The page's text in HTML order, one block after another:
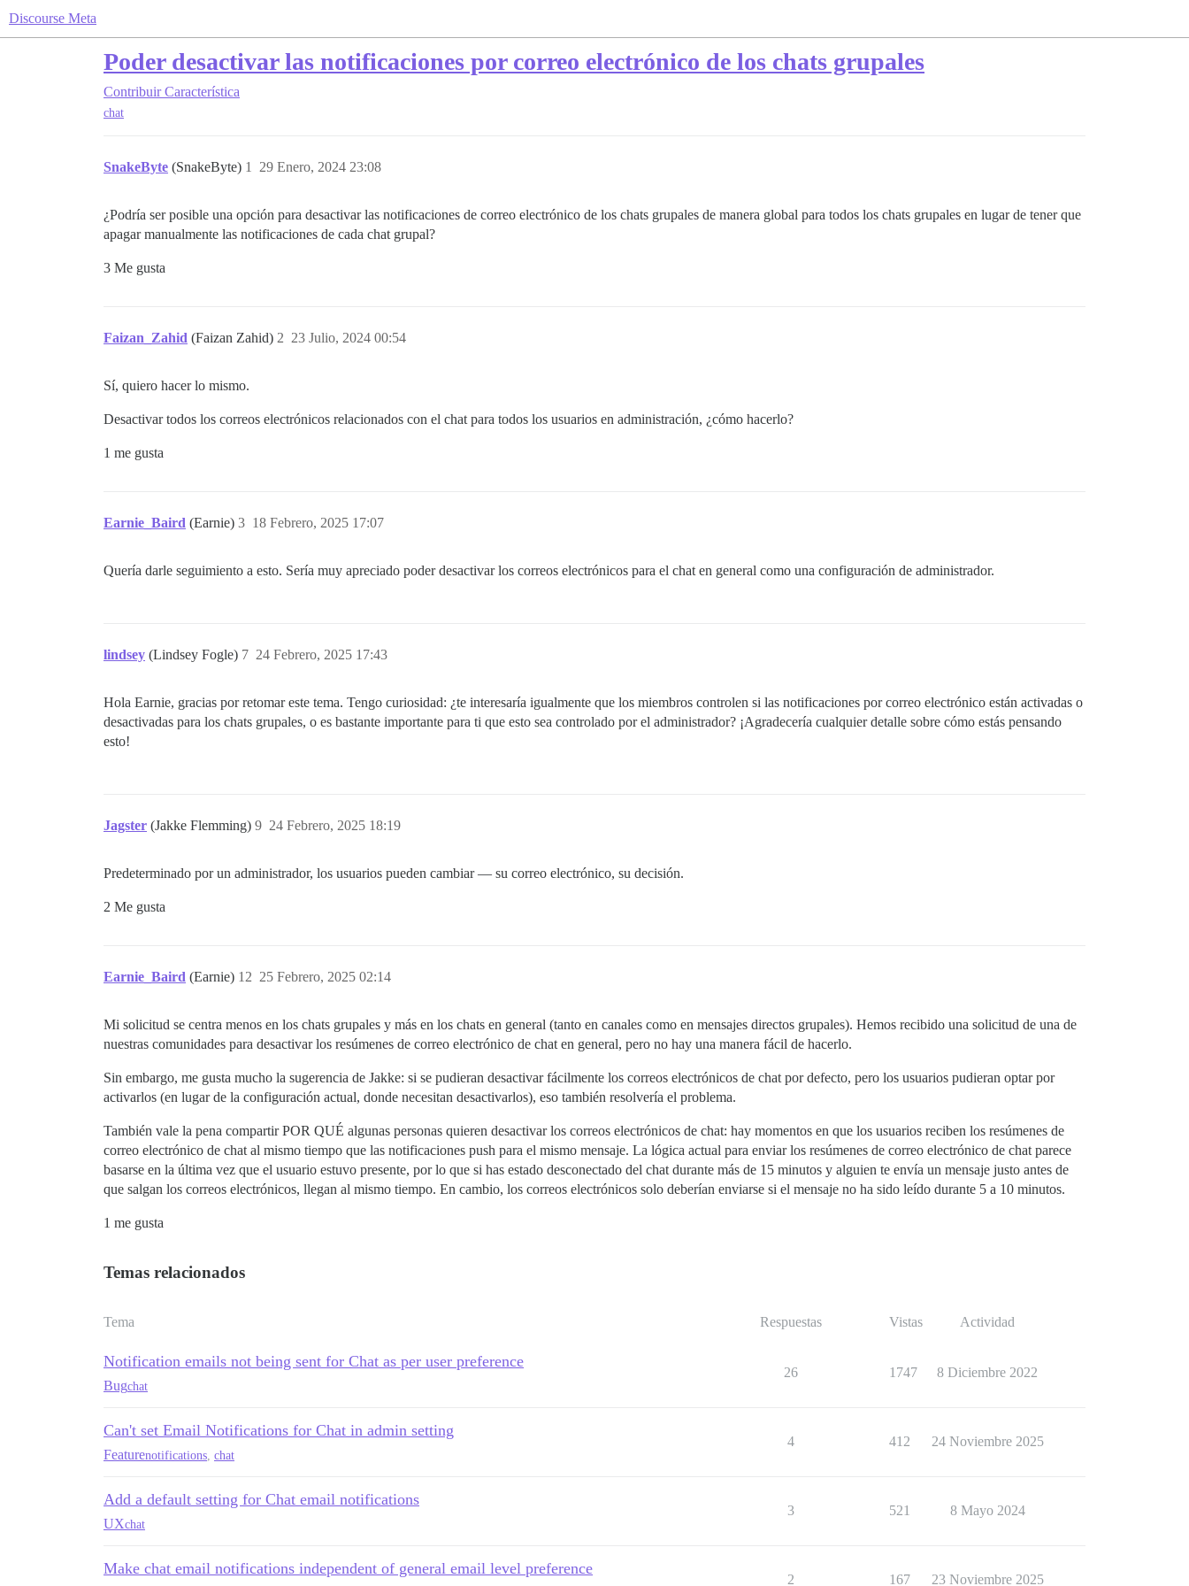
Discourse Meta
Poder desactivar las notificaciones por correo electrónico de los chats grupales
Contribuir Característica
chat
SnakeByte (SnakeByte) 29 Enero, 2024 23:08
1
¿Podría ser posible una opción para desactivar las notificaciones de correo electrónico de los chats grupales de manera global para todos los chats grupales en lugar de tener que
apagar manualmente las notificaciones de cada chat grupal?
3 Me gusta
Faizan_Zahid (Faizan Zahid) 23 Julio, 2024 00:54
2
Sí, quiero hacer lo mismo.
Desactivar todos los correos electrónicos relacionados con el chat para todos los usuarios en administración, ¿cómo hacerlo?
1 me gusta
Earnie_Baird (Earnie) 18 Febrero, 2025 17:07
3
Quería darle seguimiento a esto. Sería muy apreciado poder desactivar los correos electrónicos para el chat en general como una configuración de administrador.
lindsey (Lindsey Fogle) 24 Febrero, 2025 17:43
7
Hola Earnie, gracias por retomar este tema. Tengo curiosidad: ¿te interesaría igualmente que los miembros controlen si las notificaciones por correo electrónico están activadas o
desactivadas para los chats grupales, o es bastante importante para ti que esto sea controlado por el administrador? ¡Agradecería cualquier detalle sobre cómo estás pensando
esto!
Jagster (Jakke Flemming) 24 Febrero, 2025 18:19
9
Predeterminado por un administrador, los usuarios pueden cambiar — su correo electrónico, su decisión.
2 Me gusta
Earnie_Baird (Earnie) 25 Febrero, 2025 02:14
12
Mi solicitud se centra menos en los chats grupales y más en los chats en general (tanto en canales como en mensajes directos grupales). Hemos recibido una solicitud de una de
nuestras comunidades para desactivar los resúmenes de correo electrónico de chat en general, pero no hay una manera fácil de hacerlo.
Sin embargo, me gusta mucho la sugerencia de Jakke: si se pudieran desactivar fácilmente los correos electrónicos de chat por defecto, pero los usuarios pudieran optar por
activarlos (en lugar de la configuración actual, donde necesitan desactivarlos), eso también resolvería el problema.
También vale la pena compartir POR QUÉ algunas personas quieren desactivar los correos electrónicos de chat: hay momentos en que los usuarios reciben los resúmenes de
correo electrónico de chat al mismo tiempo que las notificaciones push para el mismo mensaje. La lógica actual para enviar los resúmenes de correo electrónico de chat parece
basarse en la última vez que el usuario estuvo presente, por lo que si has estado desconectado del chat durante más de 15 minutos y alguien te envía un mensaje justo antes de
que salgan los correos electrónicos, llegan al mismo tiempo. En cambio, los correos electrónicos solo deberían enviarse si el mensaje no ha sido leído durante 5 a 10 minutos.
1 me gusta
Temas relacionados
Tema Respuestas Vistas Actividad
Notification emails not being sent for Chat as per user preference
Bugchat
26 1747 8 Diciembre 2022
Can't set Email Notifications for Chat in admin setting
Featurenotifications chat
4 412 24 Noviembre 2025
Add a default setting for Chat email notifications
UXchat
3 521 8 Mayo 2024
Make chat email notifications independent of general email level preference
2 167 23 Noviembre 2025